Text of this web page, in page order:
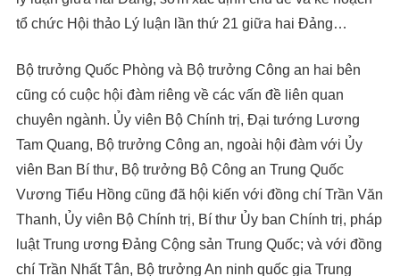
tổ chức Hội thảo Lý luận lần thứ 21 giữa hai Đảng…
Bộ trưởng Quốc Phòng và Bộ trưởng Công an hai bên
cũng có cuộc hội đàm riêng về các vấn đề liên quan
chuyên ngành. Ủy viên Bộ Chính trị, Đại tướng Lương
Tam Quang, Bộ trưởng Công an, ngoài hội đàm với Ủy
viên Ban Bí thư, Bộ trưởng Bộ Công an Trung Quốc
Vương Tiểu Hồng cũng đã hội kiến với đồng chí Trần Văn
Thanh, Ủy viên Bộ Chính trị, Bí thư Ủy ban Chính trị, pháp
luật Trung ương Đảng Cộng sản Trung Quốc; và với đồng
chí Trần Nhất Tân, Bộ trưởng An ninh quốc gia Trung